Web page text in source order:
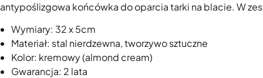
antypoślizgowa końcówka do oparcia tarki na blacie. W
Wymiary: 32 x 5cm
Materiał: stal nierdzewna, tworzywo sztuczne
Kolor: kremowy (almond cream)
Gwarancja: 2 lata